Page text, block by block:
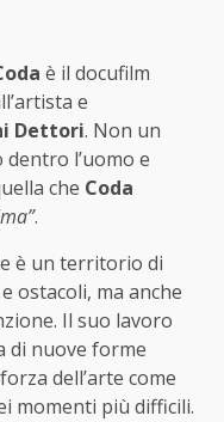
è il docufilm
e
Dettori. Non un
l’uomo e
che Coda
.
è un territorio di
ostacoli, ma anche
Il suo lavoro
di nuove forme
dell’arte come
momenti più difficili.